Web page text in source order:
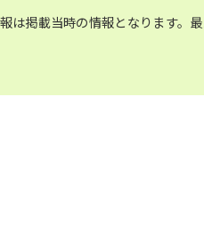
は掲載当時の情報となります。